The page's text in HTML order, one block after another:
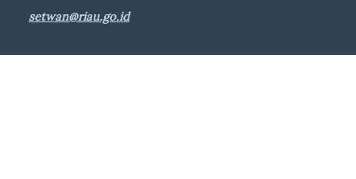
setwan@riau.go.id